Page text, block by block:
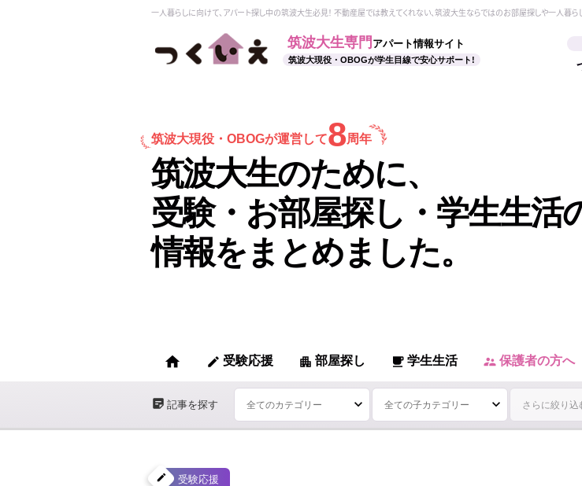
一人暮らしに向けて、アパート探し中の筑波大生必見！ 不動産屋では教えてくれない、筑波大生ならではのお部屋探しや一人暮ら
筑波大生専門 アパート情報サイト
筑波大現役・OBOGが学生目線で安心サポート!
筑波大現役・ OBOGが運営して8周年
筑波大生のために、
受験・お部屋探し・学生生活
情報をまとめました。
home edit 受験応援 apartment 部屋探し local_cafe 学生生活 supervisor_account 保護者の方へ
sticky_note_2 記事を探す
create 受験応援